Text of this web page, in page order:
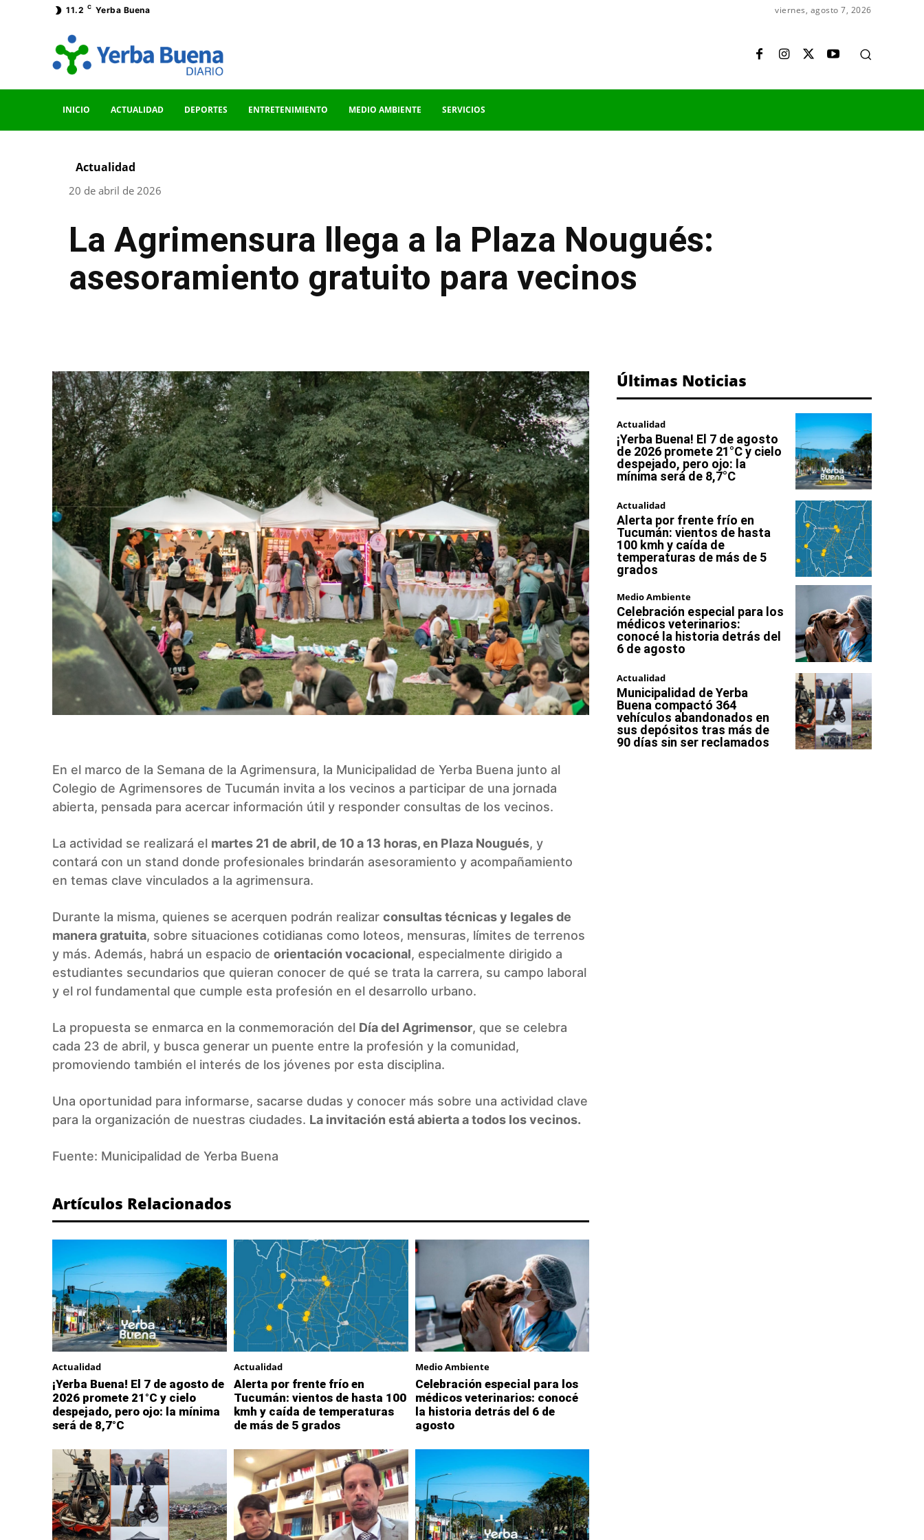
11.2 C Yerba Buena viernes, agosto 7, 2026
INICIO ACTUALIDAD DEPORTES ENTRETENIMIENTO MEDIO AMBIENTE SERVICIOS
Actualidad
20 de abril de 2026
La Agrimensura llega a la Plaza Nougués:
asesoramiento gratuito para vecinos
En el marco de la Semana de la Agrimensura, la Municipalidad de Yerba Buena junto al
Colegio de Agrimensores de Tucumán invita a los vecinos a participar de una jornada
abierta, pensada para acercar información útil y responder consultas de los vecinos.
La actividad se realizará el martes 21 de abril, de 10 a 13 horas, en Plaza Nougués, y
contará con un stand donde profesionales brindarán asesoramiento y acompañamiento
en temas clave vinculados a la agrimensura.
Durante la misma, quienes se acerquen podrán realizar consultas técnicas y legales de
manera gratuita, sobre situaciones cotidianas como loteos, mensuras, límites de terrenos
y más. Además, habrá un espacio de orientación vocacional, especialmente dirigido a
estudiantes secundarios que quieran conocer de qué se trata la carrera, su campo laboral
y el rol fundamental que cumple esta profesión en el desarrollo urbano.
La propuesta se enmarca en la conmemoración del Día del Agrimensor, que se celebra
cada 23 de abril, y busca generar un puente entre la profesión y la comunidad,
promoviendo también el interés de los jóvenes por esta disciplina.
Una oportunidad para informarse, sacarse dudas y conocer más sobre una actividad clave
para la organización de nuestras ciudades. La invitación está abierta a todos los vecinos.
Fuente: Municipalidad de Yerba Buena
Artículos Relacionados
Actualidad
¡Yerba Buena! El 7 de agosto de
2026 promete 21°C y cielo
despejado, pero ojo: la mínima
será de 8,7°C
Actualidad
Alerta por frente frío en
Tucumán: vientos de hasta 100
kmh y caída de temperaturas
de más de 5 grados
Medio Ambiente
Celebración especial para los
médicos veterinarios: conocé
la historia detrás del 6 de
agosto
Últimas Noticias
Actualidad
¡Yerba Buena! El 7 de agosto
de 2026 promete 21°C y cielo
despejado, pero ojo: la
mínima será de 8,7°C
Actualidad
Alerta por frente frío en
Tucumán: vientos de hasta
100 kmh y caída de
temperaturas de más de 5
grados
Medio Ambiente
Celebración especial para los
médicos veterinarios:
conocé la historia detrás del
6 de agosto
Actualidad
Municipalidad de Yerba
Buena compactó 364
vehículos abandonados en
sus depósitos tras más de
90 días sin ser reclamados